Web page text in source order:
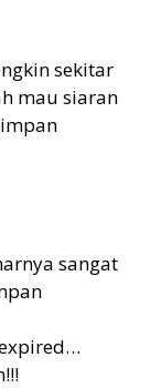
sekitar
mau siaran
sangat